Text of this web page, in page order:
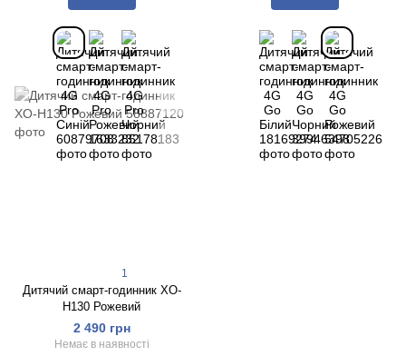
1
Дитячий смарт-годинник XO-
H130 Рожевий
2 490 грн
Немає в наявності